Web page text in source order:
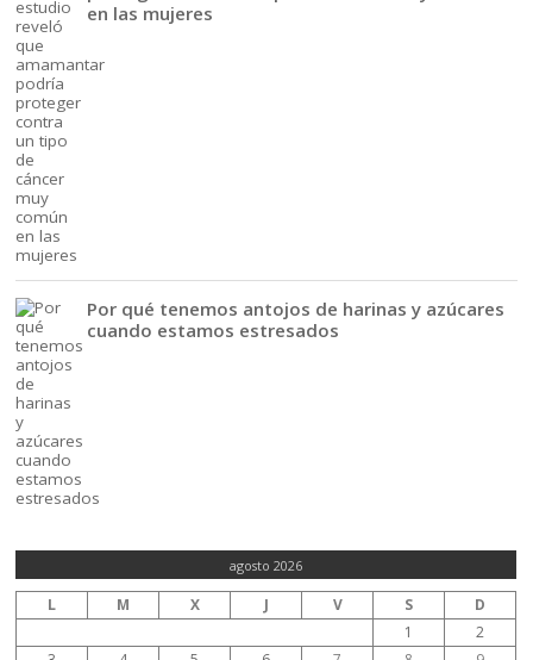
en las mujeres
Por qué tenemos antojos de harinas y azúcares
cuando estamos estresados
agosto 2026
L M X J V S
D
1
2